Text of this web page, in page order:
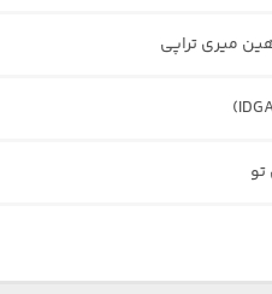
میری تراپی